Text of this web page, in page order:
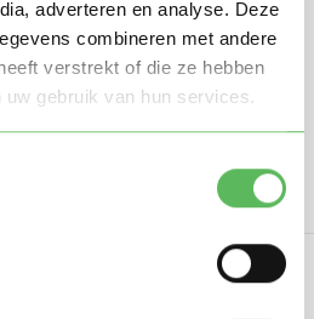
adverteren en analyse. Deze
combineren met andere
verstrekt of die ze hebben
gebruik van hun services.
akkoord met deAlgemene
aanmelden